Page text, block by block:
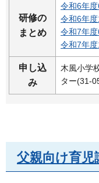
研修の
まとめ
令和6年度
令和6年度
令和7年度
令和7年度
申し込
み
木風小学
ター(31-
父親向け育児